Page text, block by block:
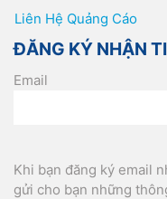
Liên Hệ Quảng Cáo
ĐĂNG KÝ NHẬN
Email
Khi bạn đăng ký email
gửi cho bạn những